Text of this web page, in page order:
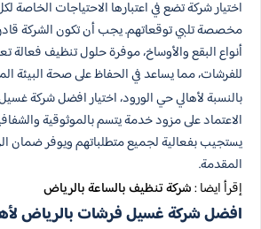
اختيار شركة تضع في اعتبارها الاحتياجات
مخصصة تلبي توقعاتهم. يجب أن تكون الشركة
أنواع البقع والأوساخ، موفرة حلول تنظيف فعالة
للفرشات، مما يساعد في الحفاظ على صحة البيئة
بالنسبة لأهالي حي الورود، اختيار افضل شركة
الاعتماد على مزود خدمة يتسم بالموثوقية
يستجيب بفعالية لجميع متطلباتهم ويوفر ضمان
المقدمة.
إقرأ ايضا :شركة تنظيف بالساعة بالرياض
افضل شركة غسيل فرشات بالرياض